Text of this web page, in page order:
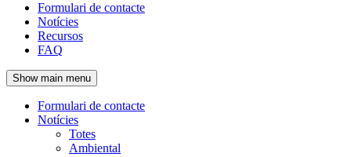
Navegació
principal
de
l'encapçalament
Formulari de contacte
Notícies
Recursos
FAQ
Show main menu
Navegació
principal
Formulari de contacte
Notícies
Totes
Ambiental